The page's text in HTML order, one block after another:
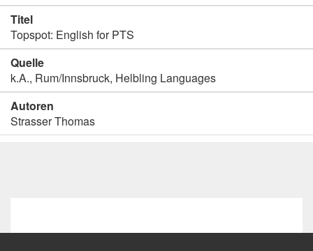
Titel
Topspot: English for PTS
Quelle
k.A., Rum/Innsbruck, Helbling Languages
Autoren
Strasser Thomas